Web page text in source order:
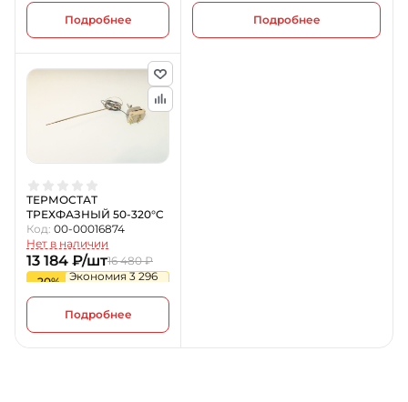
Подробнее
Подробнее
ТЕРМОСТАТ
ТРЕХФАЗНЫЙ 50-320°C
Код: 00-00016874
Нет в наличии
13 184 ₽/шт16 480 ₽
-20%
Экономия 3 296
Подробнее